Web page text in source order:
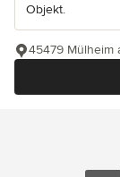
Objekt.
45479 Mülheim